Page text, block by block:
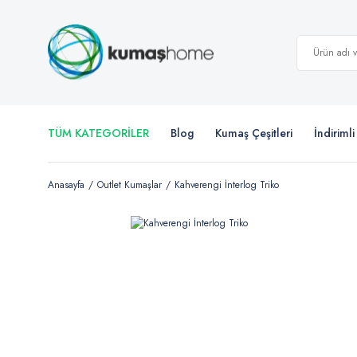
TÜM KATEGORİLER Blog Kumaş Çeşitleri
Anasayfa Outlet Kumaşlar Kahverengi İnterlog Triko